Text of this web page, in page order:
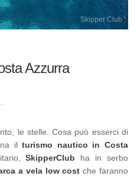
Skipper Club
Azzurra
le stelle. Cosa può esserci di
ilturismo nautico in Costa
SkipperClub ha in serbo
a vela low cost che faranno